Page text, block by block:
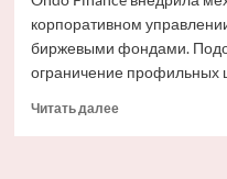
корпоративном
биржевыми фондами.
ограничение профильных
Читать далееПрочитать